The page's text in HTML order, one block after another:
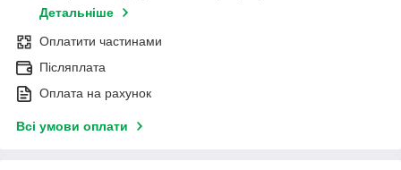
Детальніше
Оплатити частинами
Післяплата
Оплата на рахунок
Всі умови оплати